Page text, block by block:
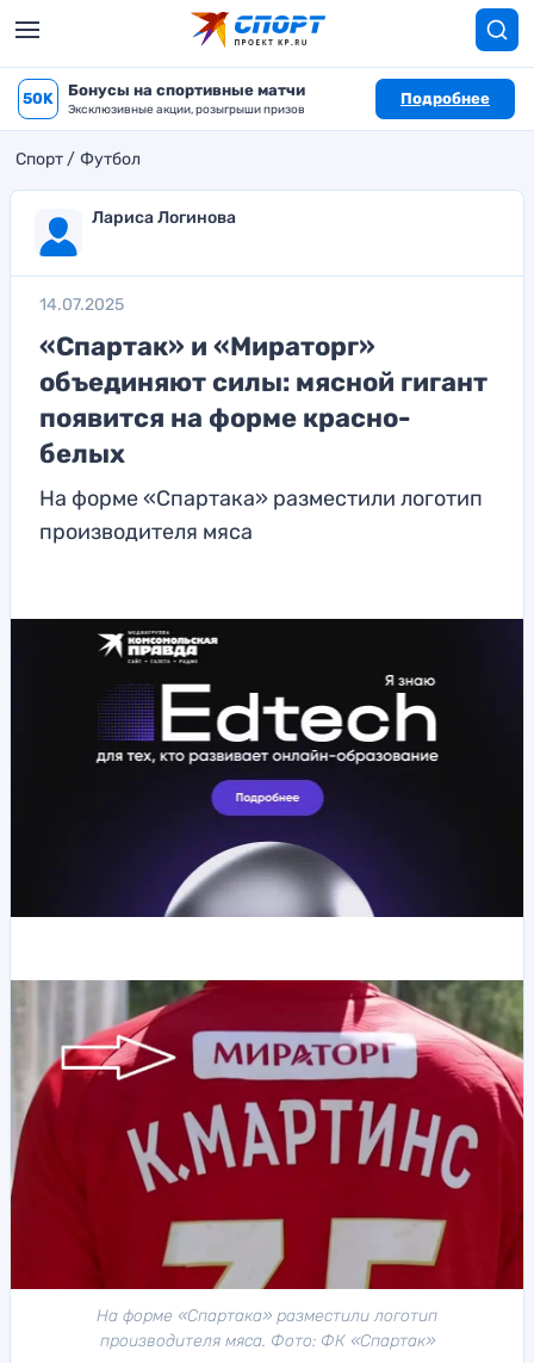
50K Бонусы на спортивные матчи
Эксклюзивные акции, розыгрыши призов
Подробнее
Спорт Футбол
Лариса Логинова
14.07.2025
«Спартак» и «Мираторг»
объединяют силы: мясной гигант
появится на форме красно-
белых
На форме «Спартака» разместили логотип
производителя мяса
На форме «Спартака» разместили логотип
производителя мяса. Фото: ФК «Спартак»